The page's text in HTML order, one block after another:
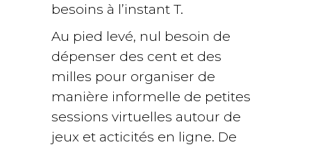
besoins à l’instant T.
Au pied levé, nul besoin de
dépenser des cent et des
milles pour organiser de
manière informelle de petites
sessions virtuelles autour de
jeux et acticités en ligne. De